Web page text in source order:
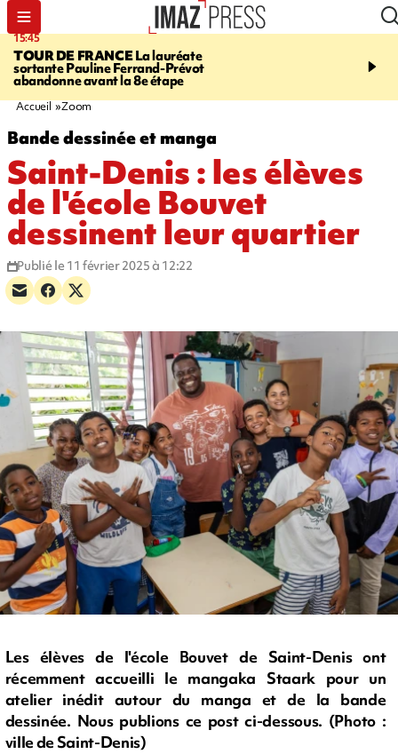
15:45
TOUR DE FRANCELa lauréate
sortante Pauline Ferrand-Prévot
abandonne avant la 8e étape
20:17
routière, concours de
Accueil Zoom
Bande dessinée et manga
Saint-Denis : les élèves
de l'école Bouvet
dessinent leur quartier
Publié le 11 février 2025 à 12:22
Les élèves de l'école Bouvet de Saint-Denis ont
récemment accueilli le mangaka Staark pour un
atelier inédit autour du manga et de la bande
dessinée. Nous publions ce post ci-dessous. (Photo :
ville de Saint-Denis)